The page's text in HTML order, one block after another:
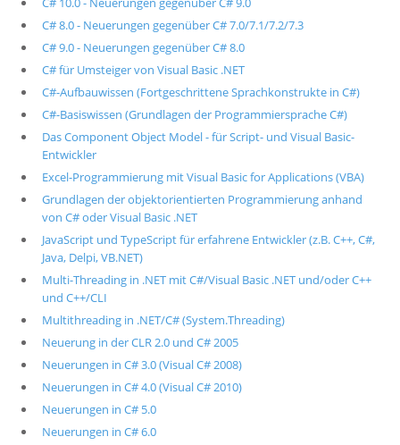
C# 8.0 - Neuerungen gegenüber C# 7.0/7.1/7.2/7.3
C# 9.0 - Neuerungen gegenüber C# 8.0
C# für Umsteiger von Visual Basic .NET
C#-Aufbauwissen (Fortgeschrittene Sprachkonstrukte in C#)
C#-Basiswissen (Grundlagen der Programmiersprache C#)
Das Component Object Model - für Script- und Visual Basic-
Entwickler
Excel-Programmierung mit Visual Basic for Applications (VBA)
Grundlagen der objektorientierten Programmierung anhand
von C# oder Visual Basic .NET
JavaScript und TypeScript für erfahrene Entwickler (z.B. C++, C#,
Java, Delpi, VB.NET)
Multi-Threading in .NET mit C#/Visual Basic .NET und/oder C++
und C++/CLI
Multithreading in .NET/C# (System.Threading)
Neuerung in der CLR 2.0 und C# 2005
Neuerungen in C# 3.0 (Visual C# 2008)
Neuerungen in C# 4.0 (Visual C# 2010)
Neuerungen in C# 5.0
Neuerungen in C# 6.0